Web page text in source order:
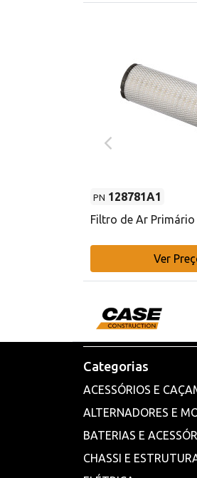
PN 128781A1
Filtro de Ar Primário
Ver
Categorias
ACESSÓRIOS E
ALTERNADORES E
BATERIAS E
CHASSI E